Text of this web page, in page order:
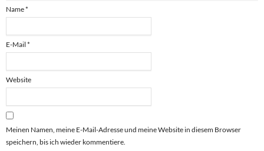
Name*
E-Mail *
Website
Meinen Namen, meine E-Mail-Adresse und meine Website in diesem Browser
speichern, bis ich wieder kommentiere.